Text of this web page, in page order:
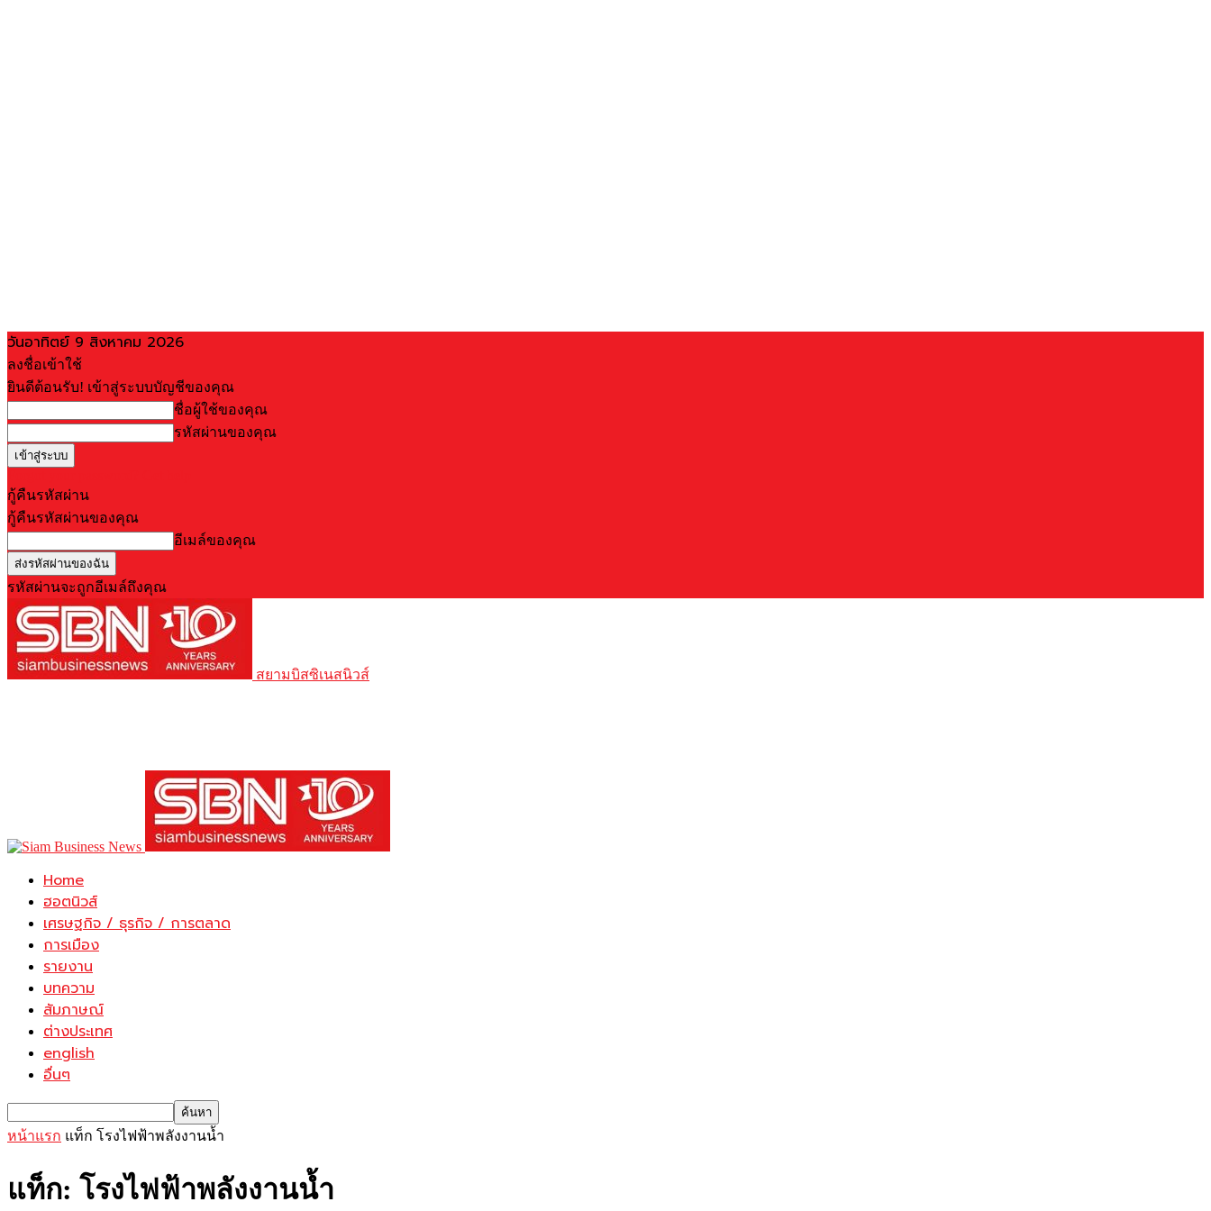
วันอาทิตย์ 9 สิงหาคม 2026
ลงชื่อเข้าใช้
ยินดีต้อนรับ! เข้าสู่ระบบบัญชีของคุณ
ชื่อผู้ใช้ของคุณ
รหัสผ่านของคุณ
กู้คืนรหัสผ่าน
กู้คืนรหัสผ่านของคุณ
อีเมล์ของคุณ
รหัสผ่านจะถูกอีเมล์ถึงคุณ
สยามบิสซิเนสนิวส์
Home
ฮอตนิวส์
เศรษฐกิจ / ธุรกิจ / การตลาด
การเมือง
รายงาน
บทความ
สัมภาษณ์
ต่างประเทศ
english
อื่นๆ
หน้าแรก แท็ก โรงไฟฟ้าพลังงานน้ำ
แท็ก: โรงไฟฟ้าพลังงานน้ำ